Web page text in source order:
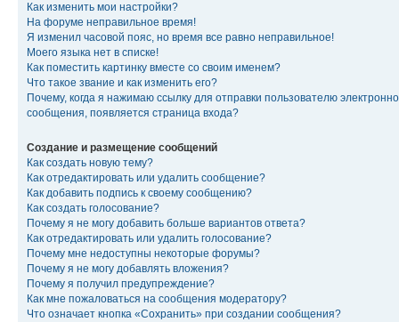
Как изменить мои настройки?
На форуме неправильное время!
Я изменил часовой пояс, но время все равно неправильное!
Моего языка нет в списке!
Как поместить картинку вместе со своим именем?
Что такое звание и как изменить его?
Почему, когда я нажимаю ссылку для отправки пользователю
сообщения, появляется страница входа?
Создание и размещение сообщений
Как создать новую тему?
Как отредактировать или удалить сообщение?
Как добавить подпись к своему сообщению?
Как создать голосование?
Почему я не могу добавить больше вариантов ответа?
Как отредактировать или удалить голосование?
Почему мне недоступны некоторые форумы?
Почему я не могу добавлять вложения?
Почему я получил предупреждение?
Как мне пожаловаться на сообщения модератору?
Что означает кнопка «Сохранить» при создании сообщения?